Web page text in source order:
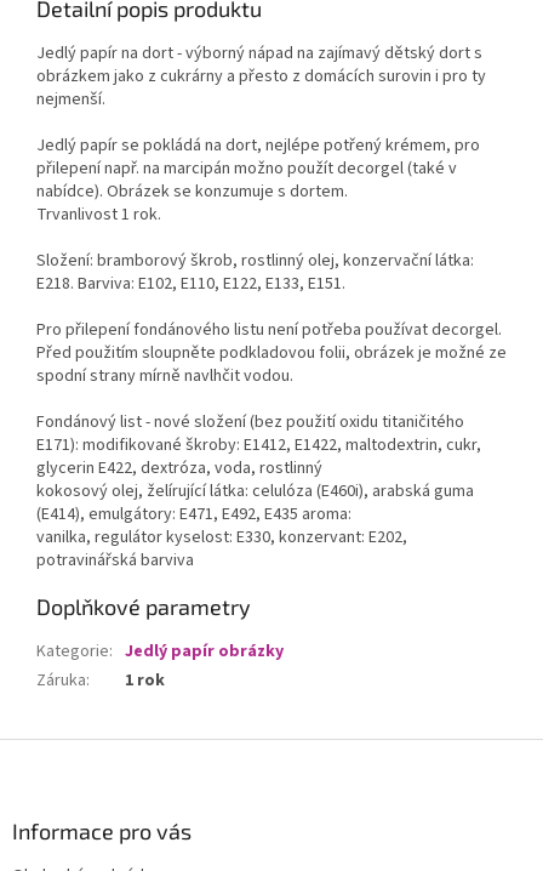
Detailní popis produktu
Jedlý papír na dort - výborný nápad na zajímavý dětský dort s
obrázkem jako z cukrárny a přesto z domácích surovin i pro ty
nejmenší.
Jedlý papír se pokládá na dort, nejlépe potřený krémem, pro
přilepení např. na marcipán možno použít decorgel (také v
nabídce). Obrázek se konzumuje s dortem.
Trvanlivost 1 rok.
Složení: bramborový škrob, rostlinný olej, konzervační látka:
E218. Barviva: E102, E110, E122, E133, E151.
Pro přilepení fondánového listu není potřeba používat decorgel.
Před použitím sloupněte podkladovou folii, obrázek je možné ze
spodní strany mírně navlhčit vodou.
Fondánový list - nové složení (bez použití oxidu titaničitého
E171): modifikované škroby: E1412, E1422, maltodextrin, cukr,
glycerin E422, dextróza, voda, rostlinný
kokosový olej, želírující látka: celulóza (E460i), arabská guma
(E414), emulgátory: E471, E492, E435 aroma:
vanilka, regulátor kyselost: E330, konzervant: E202,
potravinářská barviva
Doplňkové parametry
Kategorie: Jedlý papír obrázky
Záruka: 1 rok
Informace pro vás